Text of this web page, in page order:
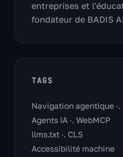
entreprises et
fondateur de BADIS
TAGS
Navigation agentique
Agents IA ·. WebMCP
llms.txt ·. CLS
Accessibilité machine